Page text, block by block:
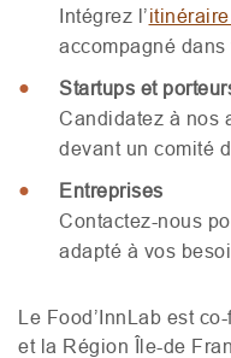
Intégrez l’
accompagné dans
Startups et
Candidatez à nos
devant un comité
Entreprises
Contactez-nous
adapté à vos
Le Food’InnLab est
et la Région Île-de